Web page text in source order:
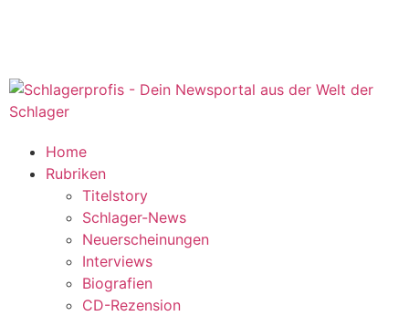
Home
Rubriken
Titelstory
Schlager-News
Neuerscheinungen
Interviews
Biografien
CD-Rezension